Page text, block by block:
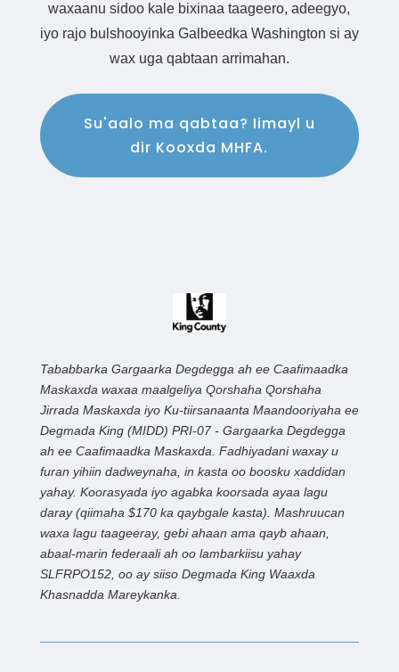
waxaanu sidoo kale bixinaa taageero, adeegyo,
iyo rajo bulshooyinka Galbeedka Washington si ay
wax uga qabtaan arrimahan.
Su'aalo ma qabtaa? Iimayl u
dir Kooxda MHFA.
Tababbarka Gargaarka Degdegga ah ee Caafimaadka
Maskaxda waxaa maalgeliya Qorshaha Qorshaha
Jirrada Maskaxda iyo Ku-tiirsanaanta Maandooriyaha ee
Degmada King (MIDD) PRI-07 - Gargaarka Degdegga
ah ee Caafimaadka Maskaxda. Fadhiyadani waxay u
furan yihiin dadweynaha, in kasta oo boosku xaddidan
yahay. Koorasyada iyo agabka koorsada ayaa lagu
daray (qiimaha $170 ka qaybgale kasta). Mashruucan
waxa lagu taageeray, gebi ahaan ama qayb ahaan,
abaal-marin federaali ah oo lambarkiisu yahay
SLFRPO152, oo ay siiso Degmada King Waaxda
Khasnadda Mareykanka.